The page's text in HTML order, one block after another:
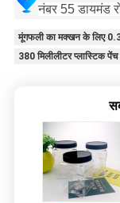
नंबर 55 डायमंड
मूंगफली का मक्खन के लिए
380 मिलीलीटर प्लास्टिक